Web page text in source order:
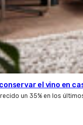
el vino en
un 35% en los